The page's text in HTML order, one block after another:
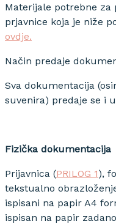
Materijale potrebne za
prjavnice koja je niže
ovdje.
Način predaje
Sva dokumentacija
suvenira) predaje se i
Fizička dokumentacija
Prijavnica (PRILOG 1),
tekstualno
ispisani na papir A4
ispisan na papir